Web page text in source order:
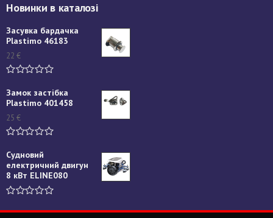
Новинки в каталозі
Засувка бардачка
Plastimo 46183
22 €
Замок застібка
Plastimo 401458
25 €
Судновий
електричний двигун
8 кВт ELINE080